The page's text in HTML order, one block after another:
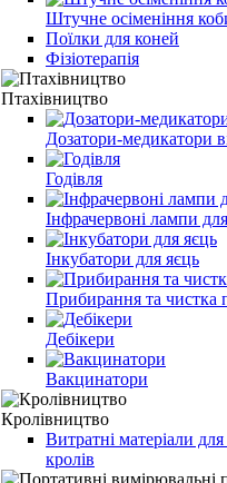
Штучне осіменіння
Поїлки для коней
Фізіотерапія
Птахівництво
Дозатори-медикатори
Годівля
Інфрачервоні лампи для
Інкубатори для яєць
Прибирання та чистка
Дебікери
Вакцинатори
Кролівництво
Витратні матеріали
кролів